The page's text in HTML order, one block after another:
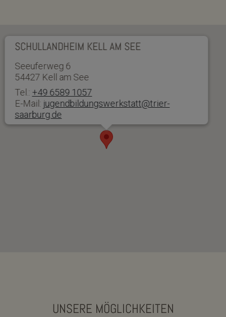
SCHULLANDHEIM KELL AM SEE
Seeuferweg 6
54427 Kell am See
Tel.: +49 6589 1057
E-Mail: jugendbildungswerkstatt@trier-
saarburg.de
UNSERE MÖGLICHKEITEN